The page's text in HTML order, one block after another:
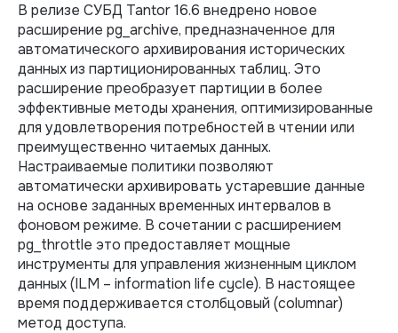
В релизе СУБД Tantor 16.6 внедрено новое
расширение pg_archive, предназначенное для
автоматического архивирования исторических
данных из партиционированных таблиц. Это
расширение преобразует партиции в более
эффективные методы хранения, оптимизированные
для удовлетворения потребностей в чтении или
преимущественно читаемых данных.
Настраиваемые политики позволяют
автоматически архивировать устаревшие данные
на основе заданных временных интервалов в
фоновом режиме. В сочетании с расширением
pg_throttle это предоставляет мощные
инструменты для управления жизненным циклом
данных (ILM – information life cycle). В настоящее
время поддерживается столбцовый (columnar)
метод доступа.